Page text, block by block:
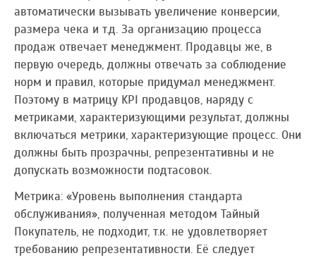
автоматически вызывать увеличение конверсии,
размера чека и т.д. За организацию процесса
продаж отвечает менеджмент. Продавцы же, в
первую очередь, должны отвечать за соблюдение
норм и правил, которые придумал менеджмент.
Поэтому в матрицу KPI продавцов, наряду с
метриками, характеризующими результат, должны
включаться метрики, характеризующие процесс. Они
должны быть прозрачны, репрезентативны и не
допускать возможности подтасовок.
Метрика: «Уровень выполнения стандарта
обслуживания», полученная методом Тайный
Покупатель, не подходит, т.к. не удовлетворяет
требованию репрезентативности. Её следует